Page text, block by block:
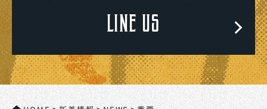
LINE US